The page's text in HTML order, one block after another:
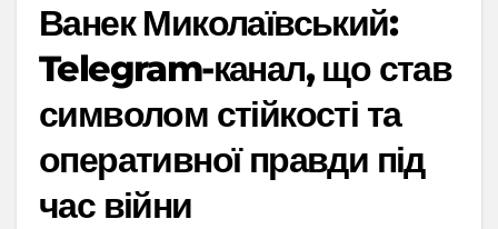
Ванек Миколаївський:
Telegram-канал, що став
символом стійкості та
оперативної правди під
час війни